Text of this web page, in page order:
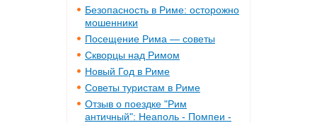
Безопасность в Риме: осторожно
мошенники
Посещение Рима — советы
Скворцы над Римом
Новый Год в Риме
Советы туристам в Риме
Отзыв о поездке "Рим
античный": Неаполь - Помпеи -